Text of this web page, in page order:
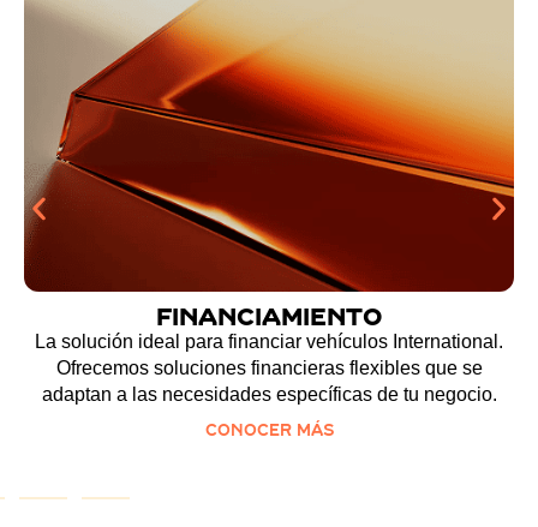
Crédito
Financia la compra de tu unidad con un crédito a tu
medida. Nuestros planes no tienen límite de kilometraje
ni de uso y ofrecen grandes beneficios para tu negocio
Conocer más